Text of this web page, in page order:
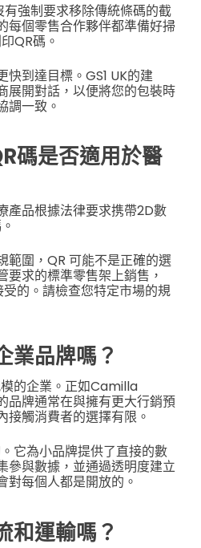
有強制要求移除傳統條碼的截
每個零售合作夥伴都準備好掃
QR碼。
到達目標。GS1 UK的建
展開對話，以便將您的包裝時
調一致。
碼是否適用於醫
產品根據法律要求携帶2D數
範圍，QR 可能不是正確的選
要求的標準零售架上銷售，
受的。請檢查您特定市場的規
業品牌嗎？
的企業。正如Camilla
品牌通常在與擁有更大行銷預
接觸消費者的選擇有限。
它為小品牌提供了直接的數
參與數據，並通過透明度建立
對每個人都是開放的。
和運輸嗎？